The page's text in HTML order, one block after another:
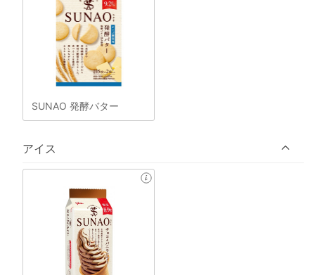
SUNAO 発酵バター
アイス